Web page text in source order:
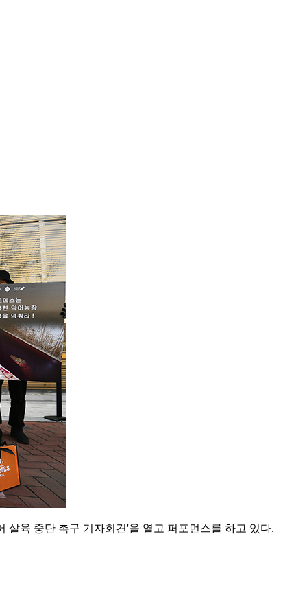
육 중단 촉구 기자회견'을 열고 퍼포먼스를 하고 있다.